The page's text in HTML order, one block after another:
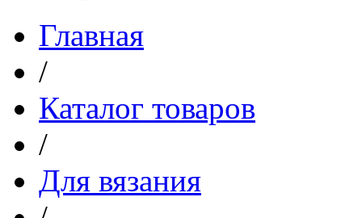
Главная
/
Каталог товаров
/
Для вязания